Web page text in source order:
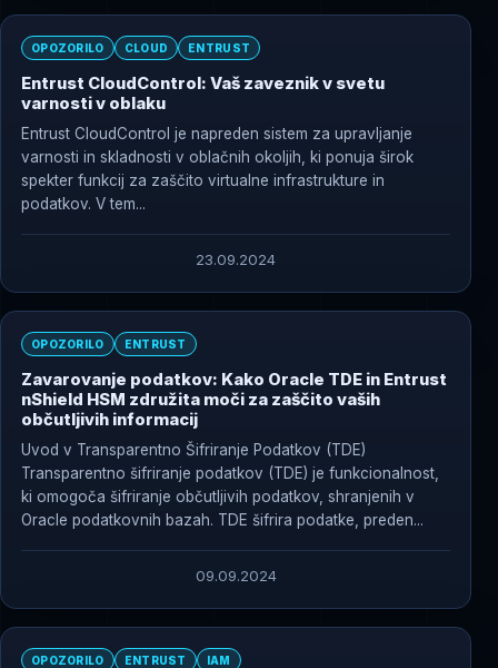
OPOZORILO CLOUD ENTRUST
Entrust CloudControl: Vaš zaveznik v svetu
varnosti v oblaku
Entrust CloudControl je napreden sistem za upravljanje
varnosti in skladnosti v oblačnih okoljih, ki ponuja širok
spekter funkcij za zaščito virtualne infrastrukture in
podatkov. V tem...
23.09.2024
OPOZORILO ENTRUST
Zavarovanje podatkov: Kako Oracle TDE in Entrust
nShield HSM združita moči za zaščito vaših
občutljivih informacij
Uvod v Transparentno Šifriranje Podatkov (TDE)
Transparentno šifriranje podatkov (TDE) je funkcionalnost,
ki omogoča šifriranje občutljivih podatkov, shranjenih v
Oracle podatkovnih bazah. TDE šifrira podatke, preden...
09.09.2024
OPOZORILO ENTRUST IAM